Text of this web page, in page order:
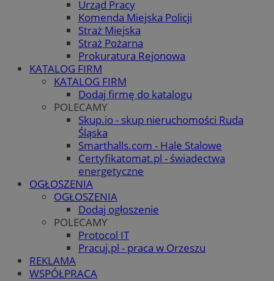
Urząd Pracy
Komenda Miejska Policji
Straż Miejska
Straż Pożarna
Prokuratura Rejonowa
KATALOG FIRM
KATALOG FIRM
Dodaj firmę do katalogu
POLECAMY
Skup.io - skup nieruchomości Ruda
Śląska
Smarthalls.com - Hale Stalowe
Certyfikatomat.pl - świadectwa
energetyczne
OGŁOSZENIA
OGŁOSZENIA
Dodaj ogłoszenie
POLECAMY
Protocol IT
Pracuj.pl - praca w Orzeszu
REKLAMA
WSPÓŁPRACA